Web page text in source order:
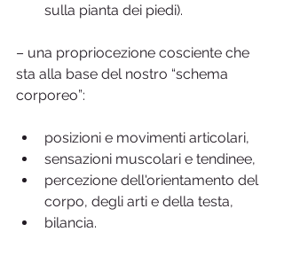
sulla pianta dei piedi).
– una propriocezione cosciente che
sta alla base del nostro “schema
corporeo”:
posizioni e movimenti articolari,
sensazioni muscolari e tendinee,
percezione dell'orientamento del
corpo, degli arti e della testa,
bilancia.